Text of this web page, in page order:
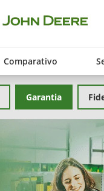
Comparativo
Garantia